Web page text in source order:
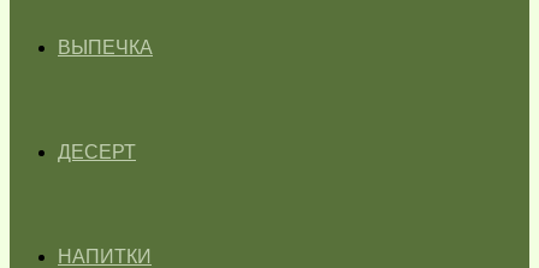
ВЫПЕЧКА
ДЕСЕРТ
НАПИТКИ